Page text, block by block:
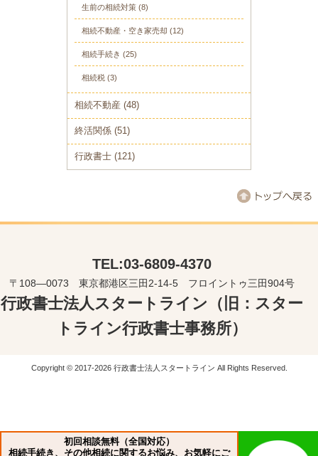
生前の相続対策 (8)
相続不動産・空き家売却 (12)
相続手続き (25)
相続税 (3)
相続不動産 (48)
終活関係 (51)
行政書士 (121)
TEL:03-6809-4370
〒108―0073 東京都港区三田2-14-5 フロイントゥ三田904号
行政書士法人スタートライン（旧：スター
トライン行政書士事務所）
Copyright © 2017-2026 行政書士法人スタートライン All Rights Reserved.
初回相談無料（全国対応）
相続手続き、その他相続に関するお悩み、お気軽にご